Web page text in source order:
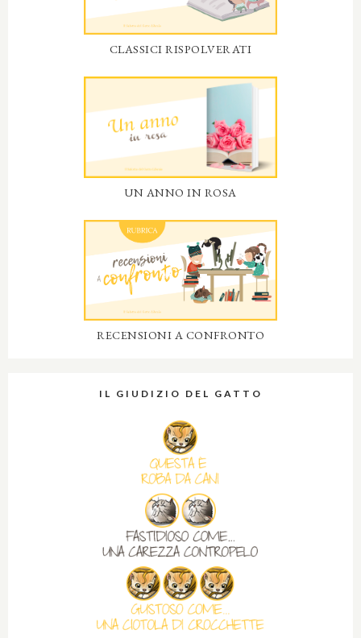
CLASSICI RISPOLVERATI
UN ANNO IN ROSA
RECENSIONI A CONFRONTO
IL GIUDIZIO DEL GATTO